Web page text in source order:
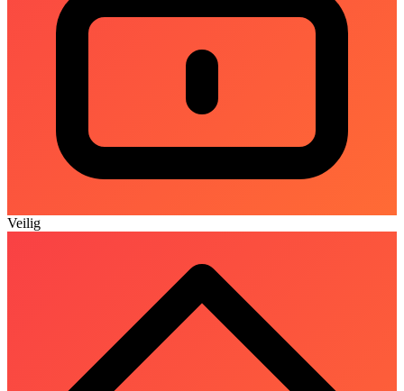
Veilig